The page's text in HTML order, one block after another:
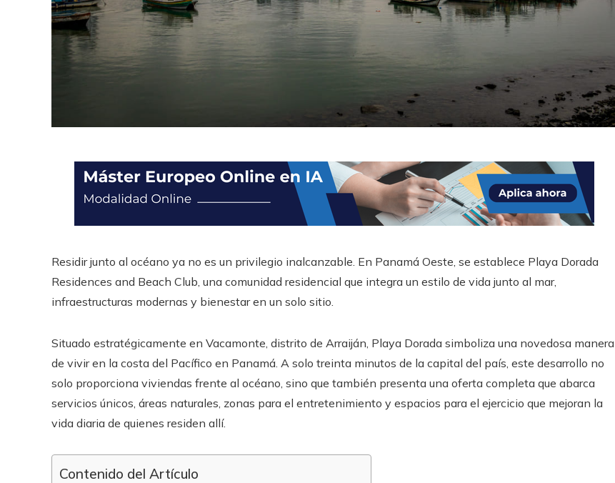
Residir junto al océano ya no es un privilegio inalcanzable. En Panamá Oeste, se establece Playa Dorada
Residences and Beach Club, una comunidad residencial que integra un estilo de vida junto al mar,
infraestructuras modernas y bienestar en un solo sitio.
Situado estratégicamente en Vacamonte, distrito de Arraiján, Playa Dorada simboliza una novedosa manera
de vivir en la costa del Pacífico en Panamá. A solo treinta minutos de la capital del país, este desarrollo no
solo proporciona viviendas frente al océano, sino que también presenta una oferta completa que abarca
servicios únicos, áreas naturales, zonas para el entretenimiento y espacios para el ejercicio que mejoran la
vida diaria de quienes residen allí.
Contenido del Artículo